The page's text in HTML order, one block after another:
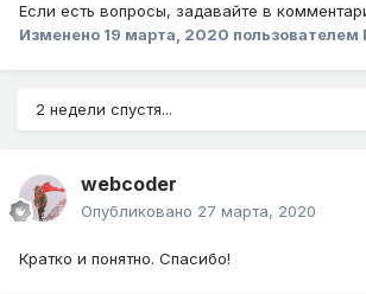
Если есть вопросы, задавайте в
Изменено 19 марта, 2020 пользователем
2 недели спустя...
webcoder
Опубликовано 27 марта, 2020
Кратко и понятно. Спасибо!